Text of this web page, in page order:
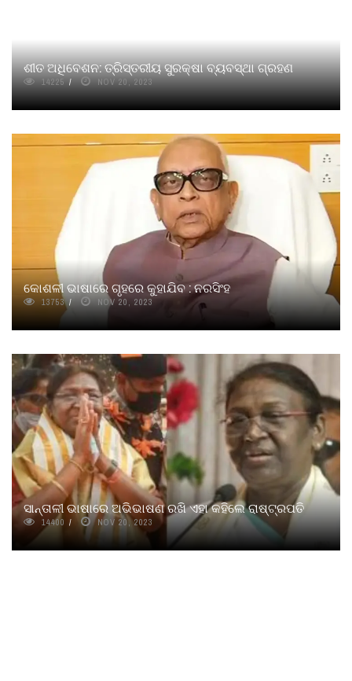
ଶୀତ ଅଧିବେଶନ: ତ୍ରିସ୍ତରୀୟ ସୁରକ୍ଷା ବ୍ୟବସ୍ଥା ଗ୍ରହଣ
14225 NOV 20, 2023
କୋଶଳୀ ଭାଷାରେ ଗୃହରେ କୁହାଯିବ : ନରସିଂହ
13753 NOV 20, 2023
ସାନ୍ତାଳୀ ଭାଷାରେ ଅଭିଭାଷଣ ରଖି ଏହା କହିଲେ ରାଷ୍ଟ୍ରପତି
14400 NOV 20, 2023